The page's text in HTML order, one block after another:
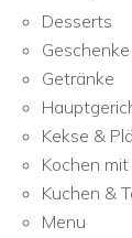
Desserts
Getränke
Kekse &
Kochen
Kuchen &
Menu